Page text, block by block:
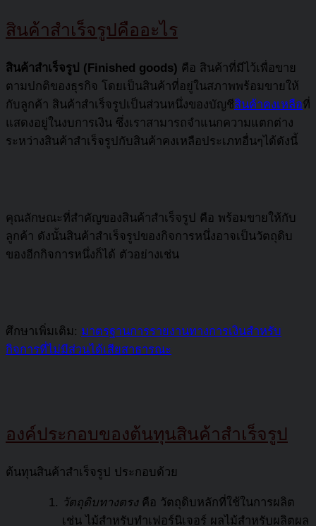
สินค้าสำเร็จรูปคืออะไร
สินค้าสำเร็จรูป (Finished goods) คือ สินค้าที่มีไว้เพื่อขาย
ตามปกติของธุรกิจ โดยเป็นสินค้าที่อยู่ในสภาพพร้อมขายให้
กับลูกค้า สินค้าสำเร็จรูปเป็นส่วนหนึ่งของบัญชีสินค้าคงเหลือที่
แสดงอยู่ในงบการเงิน ซึ่งเราสามารถจำแนกความแตกต่าง
ระหว่างสินค้าสำเร็จรูปกับสินค้าคงเหลือประเภทอื่นๆได้ดังนี้
คุณลักษณะที่สำคัญของสินค้าสำเร็จรูป คือ พร้อมขายให้กับ
ลูกค้า ดังนั้นสินค้าสำเร็จรูปของกิจการหนึ่งอาจเป็นวัตถุดิบ
ของอีกกิจการหนึ่งก็ได้ ตัวอย่างเช่น
ศึกษาเพิ่มเติม: มาตรฐานการรายงานทางการเงินสำหรับ
กิจการที่ไม่มีส่วนได้เสียสาธารณะ
องค์ประกอบของต้นทุนสินค้าสำเร็จรูป
ต้นทุนสินค้าสำเร็จรูป ประกอบด้วย
วัตถุดิบทางตรง คือ วัตถุดิบหลักที่ใช้ในการผลิต
เช่น ไม้สำหรับทำเฟอร์นิเจอร์ ผลไม้สำหรับผลิตผล